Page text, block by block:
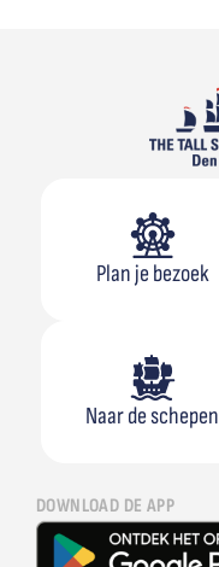
Plan je bezoek
Naar de schepen
DOWNLOAD DE APP